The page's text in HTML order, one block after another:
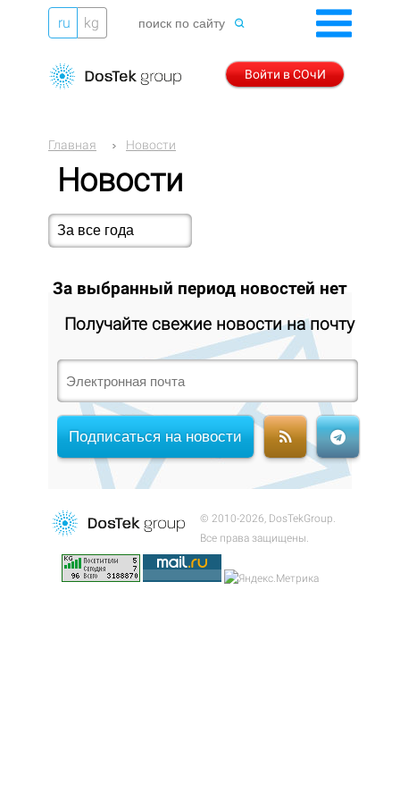
ru kg
Войти в СОчИ
Главная Новости
Новости
За выбранный период новостей нет
Получайте свежие новости на почту
Подписаться на новости
© 2010-2026, DosTekGroup.
Все права защищены.